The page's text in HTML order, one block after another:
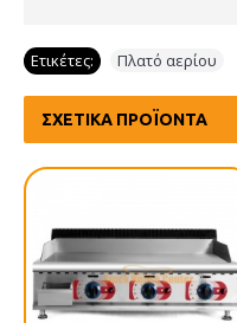
Ετικέτες: Πλατό αερίου
ΣΧΕΤΙΚΆ ΠΡΟΪΌΝΤΑ